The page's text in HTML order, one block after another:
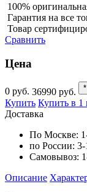
100%
Гарантия на все
Товар
Сравнить
Цена
0 руб. 36990 руб. *
Купить Купить в 1
Доставка
По Москве:
по России: 3-
Самовывоз:
Описание